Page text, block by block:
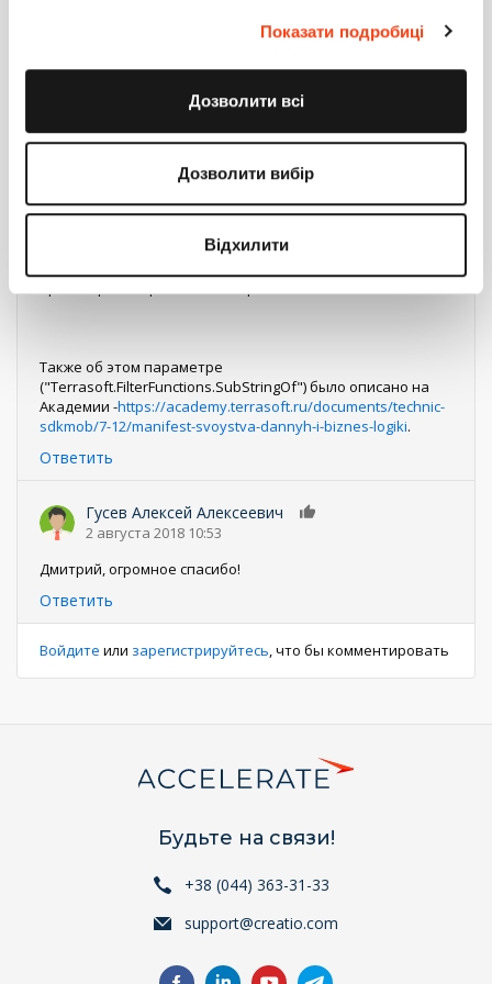
Показати подробиці
Дозволити всі
Дозволити вибір
Відхилити
По умолчанию название манифеста
MobileApplicationManifestDefaultWorkspace, но если это
пользовательское рабочее место, то приблизительное
имя в конфигурации будет
MobileApplicationManifest[название рабочего места].
используете в мобильном устройстве и в какой манифест
Также об этом параметре
("Terrasoft.FilterFunctions.SubStringOf") было описано на
Академии -https://academy.terrasoft.ru/documents/technic-
sdkmob/7-12/manifest-svoystva-dannyh-i-biznes-logiki.
Ответить
Гусев Алексей Алексеевич
2 августа 2018 10:53
Дмитрий, огромное спасибо!
Ответить
Войдите или зарегистрируйтесь, что бы комментировать
Будьте на связи!
+38 (044) 363-31-33
support@creatio.com